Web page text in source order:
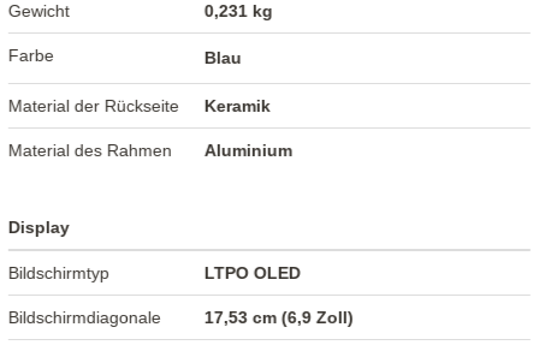
Gewicht 0,231 kg
Farbe Blau
Material der Rückseite Keramik
Material des Rahmen Aluminium
Display
Bildschirmtyp LTPO OLED
Bildschirmdiagonale 17,53 cm (6,9 Zoll)